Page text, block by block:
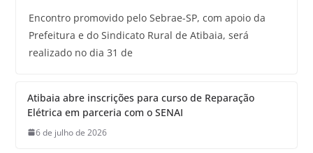
Encontro promovido pelo Sebrae-SP, com apoio da
Prefeitura e do Sindicato Rural de Atibaia, será
realizado no dia 31 de
Atibaia abre inscrições para curso de Reparação
Elétrica em parceria com o SENAI
6 de julho de 2026